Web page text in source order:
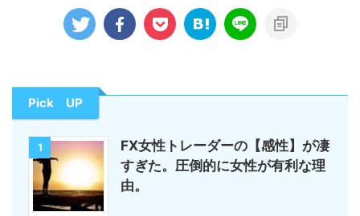
Pick UP
1
FX女性トレーダーの【感性】が凄
すぎた。圧倒的に女性が有利な理
由。